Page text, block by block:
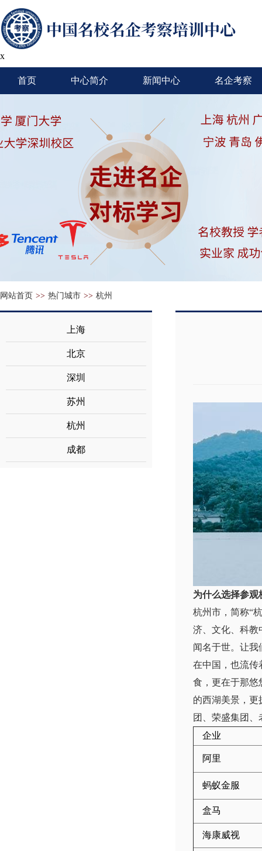
x
首页 中心简介 新闻中心 名企考察
网站首页 >> 热门城市 >> 杭州
上海
北京
深圳
苏州
杭州
成都
为什么选择参观
杭州市，简称“
济、文化、科教
闻名于世。让我
在中国，也流传
食，更在于那悠
的西湖美景，更
团、荣盛集团
企业
阿里
蚂蚁金服
盒马
海康威视